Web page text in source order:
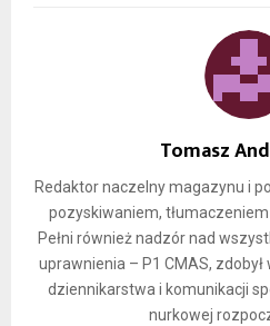
Tomasz
Redaktor naczelny magazynu i
pozyskiwaniem,
Pełni również nadzór nad
uprawnienia – P1 CMAS,
dziennikarstwa i komunikacji
nurkowej